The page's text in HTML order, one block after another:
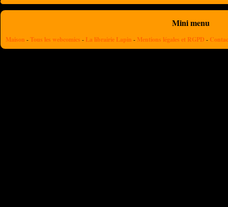
Mini menu
Maison -Tous les webcomics - La librairie Lapin - Mentions légales et RGPD -